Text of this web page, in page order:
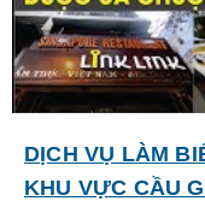
DỊCH VỤ LÀM
KHU VỰC CẦU